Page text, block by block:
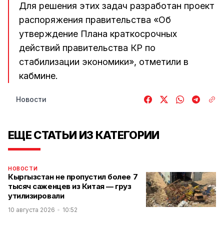
Для решения этих задач разработан проект
распоряжения правительства «Об
утверждение Плана краткосрочных
действий правительства КР по
стабилизации экономики», отметили в
кабмине.
Новости
ЕЩЕ СТАТЬИ ИЗ КАТЕГОРИИ
НОВОСТИ
Кыргызстан не пропустил более 7
тысяч саженцев из Китая — груз
утилизировали
10 августа 2026 10:52